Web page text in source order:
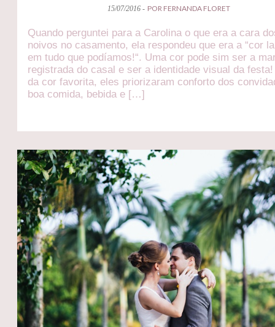
15/07/2016 - POR FERNANDA FLORET
Quando perguntei para a Carolina o que era a cara
noivos no casamento, ela respondeu que era a “cor
em tudo que podíamos!“. Uma cor pode sim ser a
registrada do casal e ser a identidade visual da
da cor favorita, eles priorizaram conforto dos
boa comida, bebida e […]